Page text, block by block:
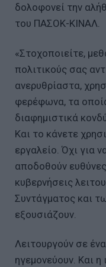
δολοφονεί την
του ΠΑΣΟΚ-ΚΙΝΑΛ.
«Στοχοποιείτε,
πολιτικούς σας
ανερυθρίαστα,
φερέφωνα, τα
διαφημιστικά
Και το κάνετε
εργαλείο. Όχι για
αποδοθούν
κυβερνήσεις
Συντάγματος και
εξουσιάζουν.
Λειτουργούν σε
ηγεμονεύουν. Και η